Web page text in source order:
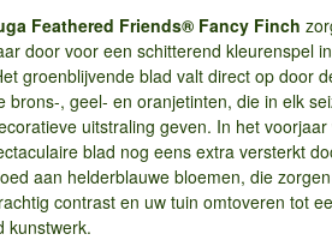
Feathered Friends® Fancy Finch
door voor een schitterend kleurenspel
groenblijvende blad valt direct op door
brons-, geel- en oranjetinten, die in elk
uitstraling geven. In het voorjaar
blad nog eens extra versterkt
aan helderblauwe bloemen, die
contrast en uw tuin omtoveren tot
kunstwerk.